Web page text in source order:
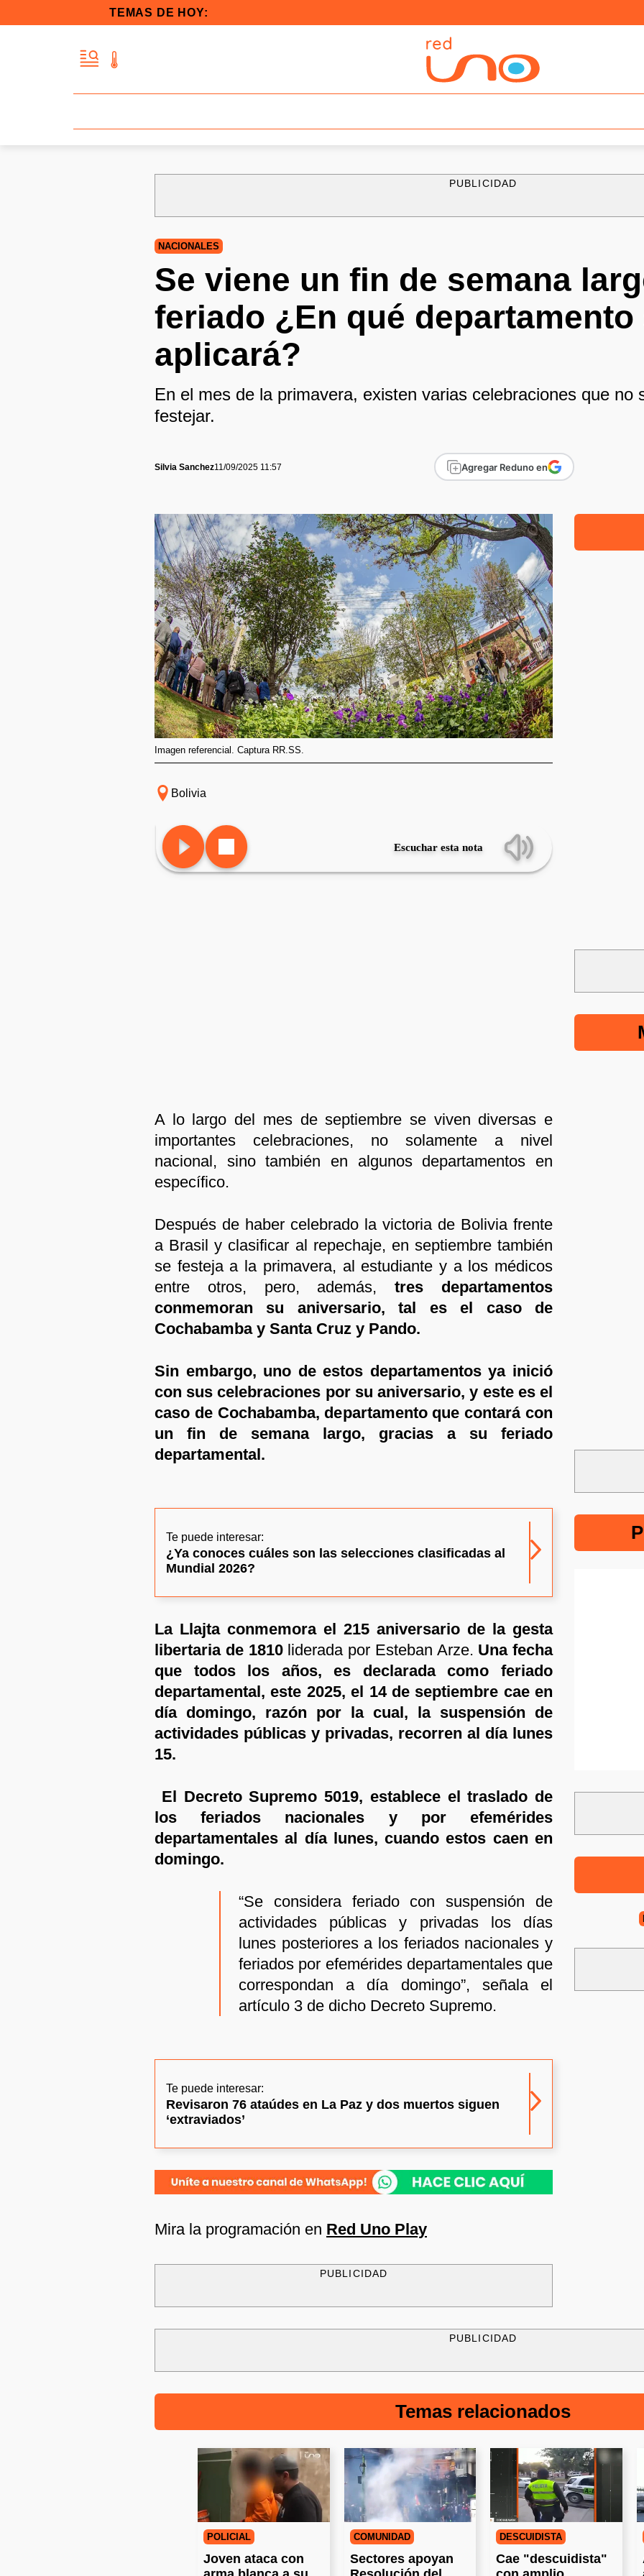
TEMAS DE HOY:
PUBLICIDAD
NACIONALES
Se viene un fin de semana
feriado ¿En qué departamento
aplicará?
En el mes de la primavera, existen varias celebraciones que no
festejar.
Silvia Sanchez11/09/2025 11:57 Agregar Reduno en
Imagen referencial. Captura RR.SS.
Bolivia
Escuchar esta nota
A lo largo del mes de septiembre se viven diversas e
importantes celebraciones, no solamente a nivel
nacional, sino también en algunos departamentos en
específico.
Después de haber celebrado la victoria de Bolivia frente
a Brasil y clasificar al repechaje, en septiembre también
se festeja a la primavera, al estudiante y a los médicos
entre otros, pero, además,tres departamentos
conmemoran su aniversario, tal es el caso de
Cochabamba y Santa Cruz y Pando.
Sin embargo, uno de estos departamentos ya inició
con sus celebraciones por su aniversario, y este es el
caso de Cochabamba, departamento que contará con
un fin de semana largo, gracias a su feriado
departamental.
Te puede interesar:
¿Ya conoces cuáles son las selecciones clasificadas al
Mundial 2026?
La Llajta conmemora el 215 aniversario de la gesta
libertaria de 1810liderada por Esteban Arze. Una fecha
que todos los años, es declarada como feriado
departamental, este 2025, el 14 de septiembre cae en
día domingo, razón por la cual, la suspensión de
actividades públicas y privadas, recorren al día lunes
15.
El Decreto Supremo 5019, establece el traslado de
los feriados nacionales y por efemérides
departamentales al día lunes, cuando estos caen en
domingo.
“Se considera feriado con suspensión de
actividades públicas y privadas los días
lunes posteriores a los feriados nacionales y
feriados por efemérides departamentales que
correspondan a día domingo”, señala el
artículo 3 de dicho Decreto Supremo.
Te puede interesar:
Revisaron 76 ataúdes en La Paz y dos muertos siguen
‘extraviados’
Mira la programación en Red Uno Play
PUBLICIDAD
PUBLICIDAD
Temas relacionados
POLICIAL
Joven ataca con
COMUNIDAD
Sectores apoyan
DESCUIDISTA
Cae "descuidista"